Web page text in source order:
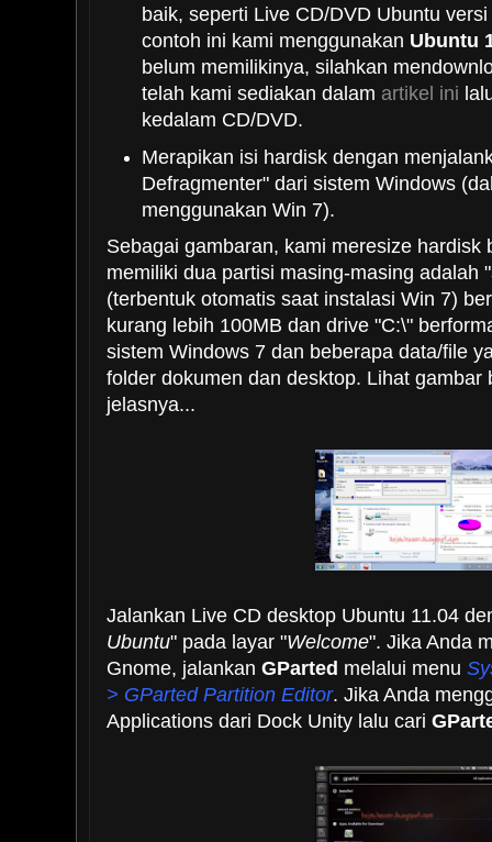
baik, seperti Live CD/DVD Ubuntu
contoh ini kami menggunakan Ubuntu
belum memilikinya, silahkan
telah kami sediakan dalam artikel ini
kedalam CD/DVD.
Merapikan isi hardisk dengan
Defragmenter" dari sistem Windows
menggunakan Win 7).
Sebagai gambaran, kami meresize hardisk
memiliki dua partisi masing-masing adalah "
(terbentuk otomatis saat instalasi Win 7)
kurang lebih 100MB dan drive "C:\"
sistem Windows 7 dan beberapa data/file
folder dokumen dan desktop. Lihat gambar
jelasnya...
Jalankan Live CD desktop Ubuntu 11.04
Ubuntu" pada layar "Welcome". Jika Anda
Gnome, jalankan GParted melalui menu
> GParted Partition Editor. Jika Anda
Applications dari Dock Unity lalu cari